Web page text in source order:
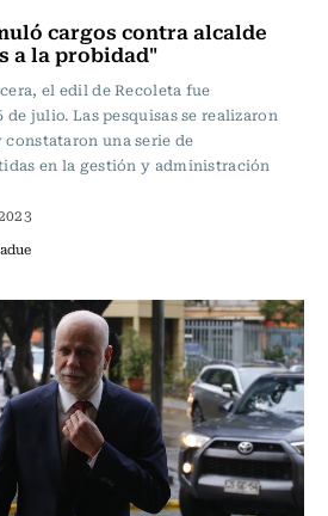
cargos contra alcalde
a la probidad"
el edil de Recoleta fue
julio. Las pesquisas se realizaron
una serie de
en la gestión y administración